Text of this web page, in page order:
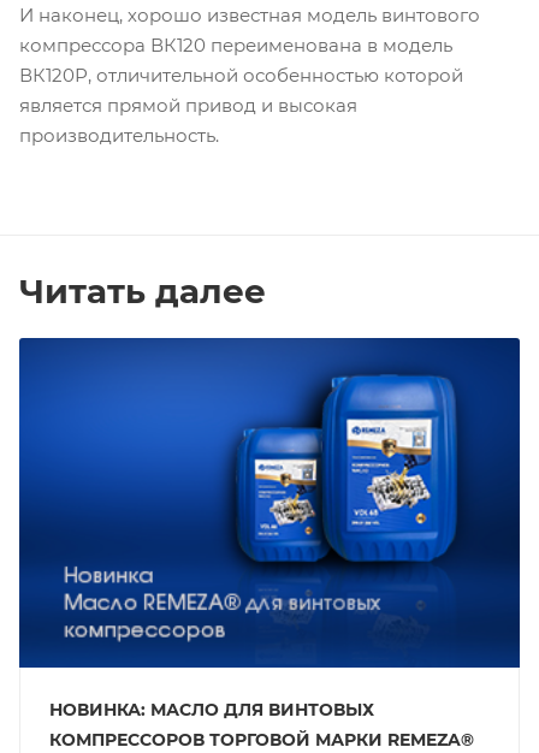
И наконец, хорошо известная модель винтового
компрессора ВК120 переименована в модель
ВК120Р, отличительной особенностью которой
является прямой привод и высокая
производительность.
Читать далее
НОВИНКА: МАСЛО ДЛЯ ВИНТОВЫХ
КОМПРЕССОРОВ ТОРГОВОЙ МАРКИ REMEZA®